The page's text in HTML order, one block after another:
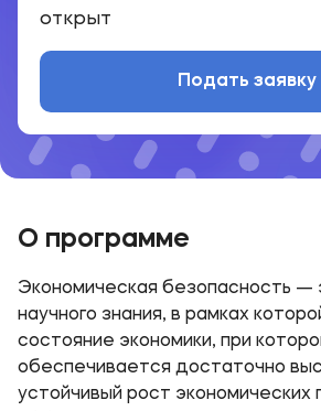
открыт
Подать заявку
О программе
Экономическая безопасность —
научного знания, в рамках
состояние экономики, при
обеспечивается достаточно
устойчивый рост экономических
обеспечения стабильного